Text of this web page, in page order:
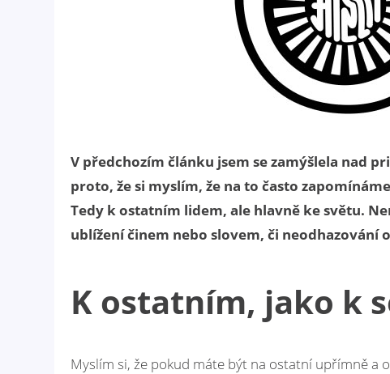
V předchozím článku jsem se zamýšlela nad
proto, že si myslím, že na to často
Tedy k ostatním lidem, ale hlavně ke světu.
ublížení činem nebo slovem, či neodhazování
K ostatním, jako k
Myslím si, že pokud máte být na ostatní upřímně a